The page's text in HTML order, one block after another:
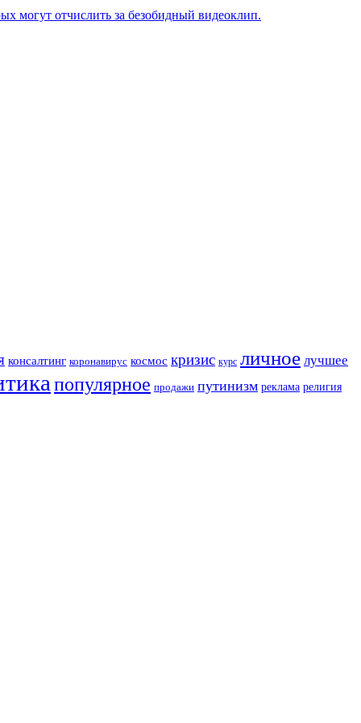
могут отчислить за безобидный видеоклип.
консалтинг коронавирус космос кризис курс личное лучшее
популярное продажи путинизм реклама религия